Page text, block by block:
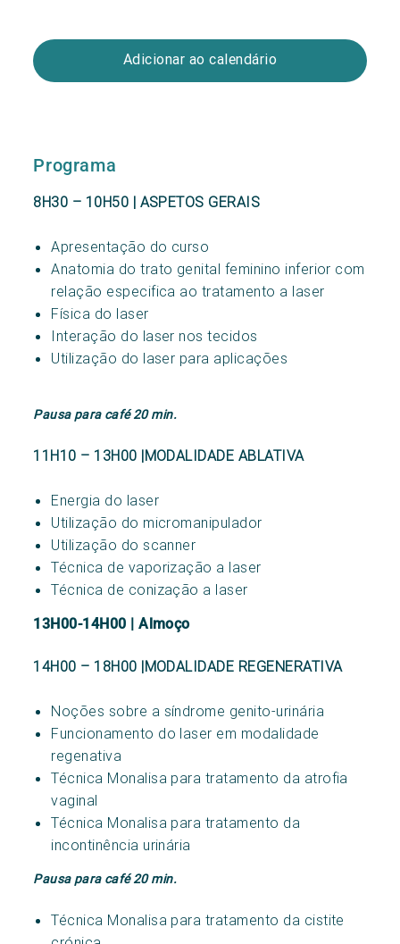
Adicionar ao calendário
Programa
8H30 – 10H50 | ASPETOS GERAIS
Apresentação do curso
Anatomia do trato genital feminino inferior com
relação especifica ao tratamento a laser
Física do laser
Interação do laser nos tecidos
Utilização do laser para aplicações
Pausa para café 20 min.
11H10 – 13H00 |MODALIDADE ABLATIVA
Energia do laser
Utilização do micromanipulador
Utilização do scanner
Técnica de vaporização a laser
Técnica de conização a laser
13H00-14H00 | Almoço
14H00 – 18H00 |MODALIDADE REGENERATIVA
Noções sobre a síndrome genito-urinária
Funcionamento do laser em modalidade
regenativa
Técnica Monalisa para tratamento da atrofia
vaginal
Técnica Monalisa para tratamento da
incontinência urinária
Pausa para café 20 min.
Técnica Monalisa para tratamento da cistite